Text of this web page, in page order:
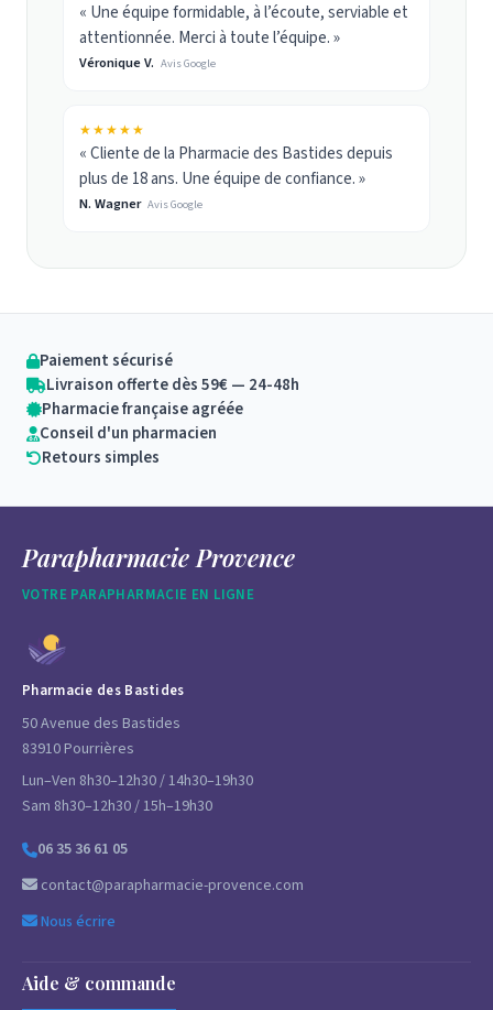
« Une équipe formidable, à l’écoute, serviable et
attentionnée. Merci à toute l’équipe. »
Véronique V. Avis Google
★★★★★
« Cliente de la Pharmacie des Bastides depuis
plus de 18 ans. Une équipe de confiance. »
N. Wagner Avis Google
Paiement sécurisé
Livraison offerte dès 59€ — 24-48h
Pharmacie française agréée
Conseil d'un pharmacien
Retours simples
Parapharmacie Provence
VOTRE PARAPHARMACIE EN LIGNE
Pharmacie des Bastides
50 Avenue des Bastides
83910 Pourrières
Lun–Ven 8h30–12h30 / 14h30–19h30
Sam 8h30–12h30 / 15h–19h30
06 35 36 61 05
contact@parapharmacie-provence.com
Nous écrire
Aide & commande